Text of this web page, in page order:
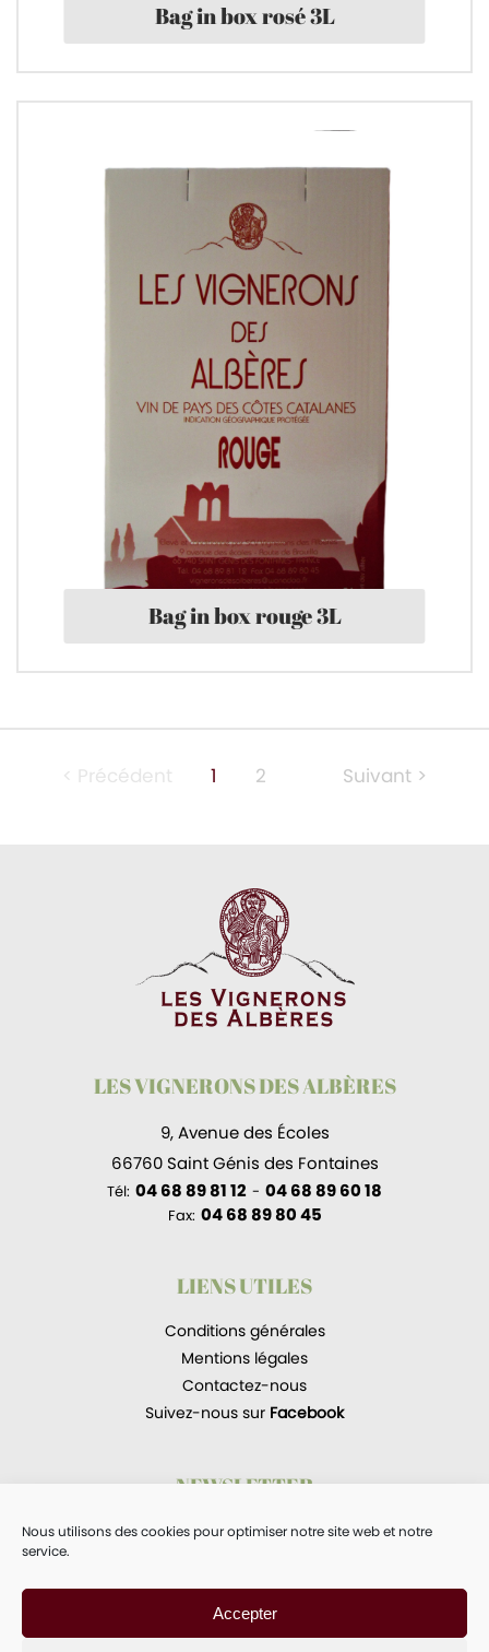
Nous utilisons des cookies pour optimiser notre site web et notre
service.
Accepter
Bag in box rosé 3L
Bag in box rouge 3L
< Précédent 1 2 Suivant >
LES VIGNERONS DES ALBÈRES
9, Avenue des Écoles
66760 Saint Génis des Fontaines
Tél: 04 68 89 81 12 - 04 68 89 60 18
Fax: 04 68 89 80 45
LIENS UTILES
Conditions générales
Mentions légales
Contactez-nous
Suivez-nous sur Facebook
NEWSLETTER